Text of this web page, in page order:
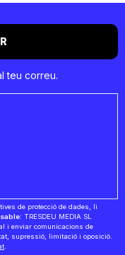
teu correu.
de protecció de dades, li
TRESDEU MEDIA SL
i enviar comunicacions de
supressió, limitació i oposició.